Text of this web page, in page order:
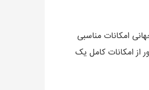
امکانات مناسبی
امکانات کامل یک